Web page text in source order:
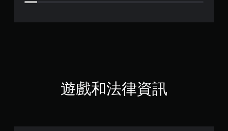
2
遊戲和法律資訊